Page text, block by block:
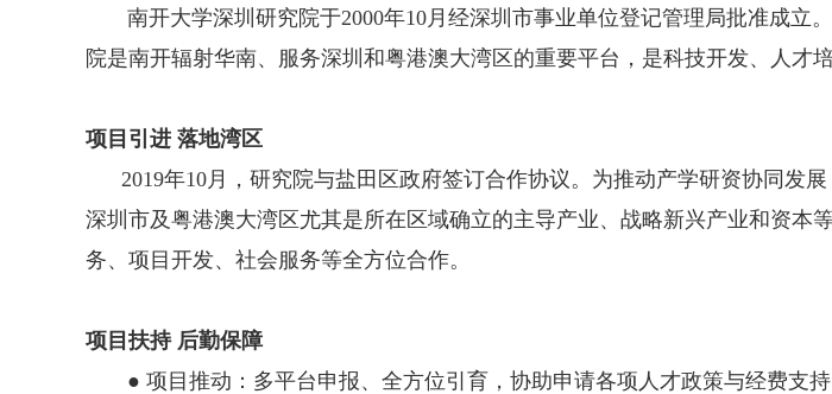
南开大学深圳研究院于2000年10月经深圳市事业单位登记管理局批准成立
院是南开辐射华南、服务深圳和粤港澳大湾区的重要平台，是科技开发、人才
项目引进 落地湾区
2019年10月，研究院与盐田区政府签订合作协议。为推动产学研资协同发
深圳市及粤港澳大湾区尤其是所在区域确立的主导产业、战略新兴产业和资
务、项目开发、社会服务等全方位合作。
项目扶持 后勤保障
● 项目推动：多平台申报、全方位引育，协助申请各项人才政策与经费支